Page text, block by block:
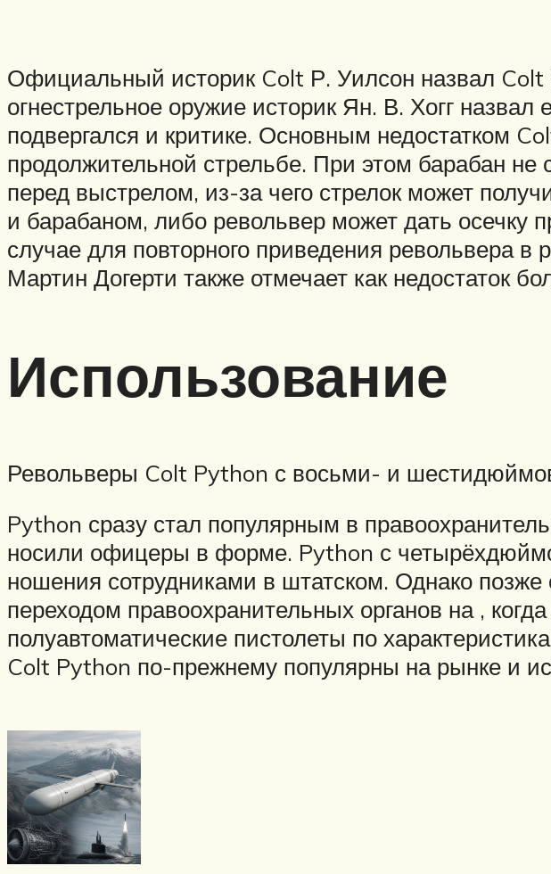
Официальный историк Colt Р. Уилсон назвал
огнестрельное оружие историк Ян. В. Хогг
подвергался и критике. Основным недостатком
продолжительной стрельбе. При этом барабан не
перед выстрелом, из-за чего стрелок может
и барабаном, либо револьвер может дать осечку
случае для повторного приведения револьвера в
Мартин Догерти также отмечает как недостаток
Использование
Револьверы Colt Python с восьми- и
Python сразу стал популярным в
носили офицеры в форме. Python с
ношения сотрудниками в штатском. Однако
переходом правоохранительных органов на ,
полуавтоматические пистолеты по
Colt Python по-прежнему популярны на рынке и